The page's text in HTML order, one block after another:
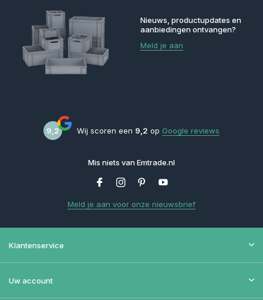
Nieuws, productupdates en
aanbiedingen ontvangen?
Meld je aan
9,2 Wij scoren een 9,2 op Google reviews
Mis niets van Emtrade.nl
Meld je aan voor onze nieuwsbrief
Klantenservice
Uw account